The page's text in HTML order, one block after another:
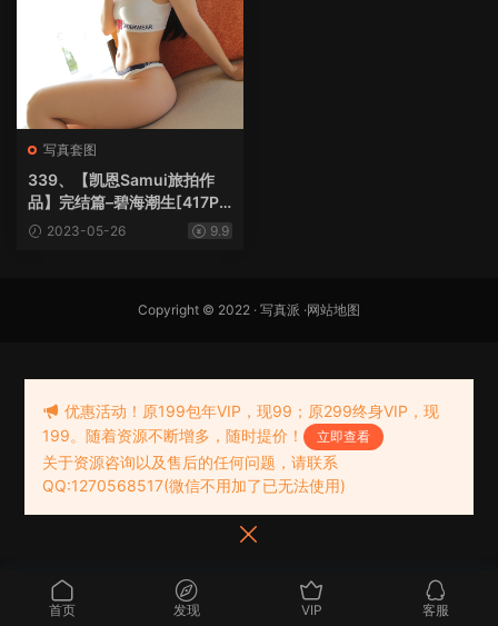
写真套图
339、【凯恩Samui旅拍作
品】完结篇–碧海潮生[417P1
V6.31G]
2023-05-26 9.9
Copyright © 2022 · 写真派 ·网站地图
首页 发现 VIP 客服
优惠活动！原199包年VIP，现99；原299终身VIP，现
199。随着资源不断增多，随时提价！
立即查看
关于资源咨询以及售后的任何问题，请联系
QQ:1270568517(微信不用加了已无法使用)